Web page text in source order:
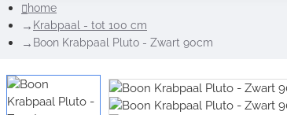
home
Krabpaal - tot 100 cm
Boon Krabpaal Pluto - Zwart 90cm